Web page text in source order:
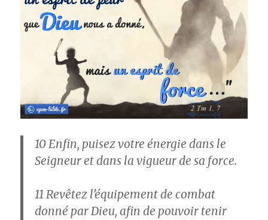
10Enfin, puisez votre énergie dans le
Seigneur et dans la vigueur de sa force.
11 Revêtez l’équipement de combat
donné par Dieu, afin de pouvoir tenir